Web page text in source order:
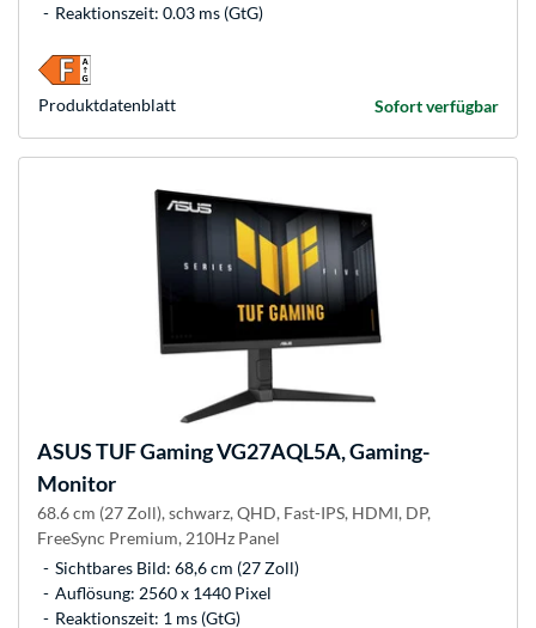
Reaktionszeit: 0.03 ms (GtG)
Sofort verfügbar
Produkt­datenblatt
ASUSTUF Gaming VG27AQL5A, Gaming-
Monitor
68.6 cm (27 Zoll), schwarz, QHD, Fast-IPS, HDMI, DP,
FreeSync Premium, 210Hz Panel
Sichtbares Bild: 68,6 cm (27 Zoll)
Auflösung: 2560 x 1440 Pixel
Reaktionszeit: 1 ms (GtG)